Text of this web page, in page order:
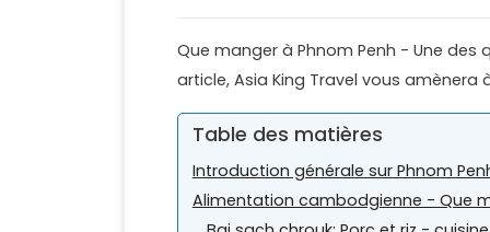
Que manger à Phnom Penh - Une
article, Asia King Travel vous amènera
Table des matières
Introduction générale sur Phnom
Alimentation cambodgienne - Que